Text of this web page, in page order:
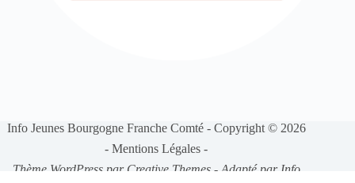
Info Jeunes Bourgogne Franche Comté - Copyright © 2026
-Mentions Légales -
Thème WordPress parCreative Themes- Adapté par Info